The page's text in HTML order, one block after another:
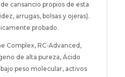
cansancio propios de esta
arrugas, bolsas y ojeras).
probado.
Complex, RC‐Advanced,
de alta pureza, Ácido
peso molecular, activos